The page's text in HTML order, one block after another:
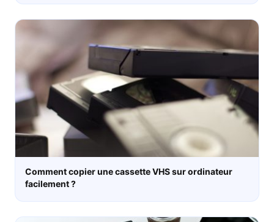
Comment copier une cassette VHS sur ordinateur
facilement ?